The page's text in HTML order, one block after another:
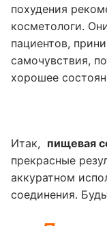
похудения
косметологи.
пациентов,
самочувствия,
хорошее
Итак, пищевая
прекрасные
аккуратном
соединения.